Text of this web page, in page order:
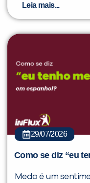
Leia mais...
29/07/2026
Como se diz “eu
Medo é um